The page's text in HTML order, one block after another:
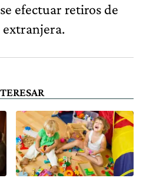
efectuar retiros de
extranjera.